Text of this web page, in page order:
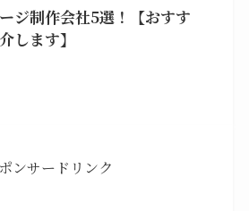
ジ制作会社5選！【おすす
します】
ンサードリンク